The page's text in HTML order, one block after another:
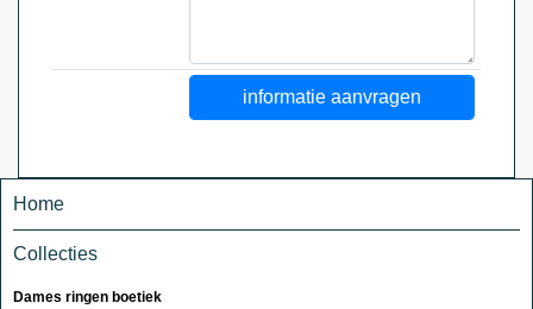
Home
Collecties
Dames ringen boetiek